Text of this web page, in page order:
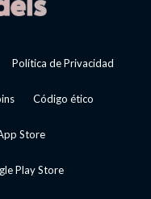
Política de Privacidad
Código ético
Store
Play Store